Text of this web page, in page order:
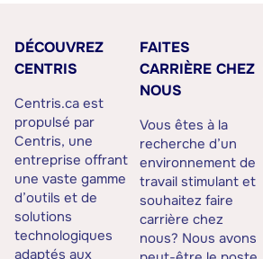
DÉCOUVREZ
CENTRIS
Centris.ca est
propulsé par
Centris, une
entreprise offrant
une vaste gamme
d’outils et de
solutions
technologiques
adaptés aux
FAITES
CARRIÈRE CHEZ
NOUS
Vous êtes à la
recherche d’un
environnement de
travail stimulant et
souhaitez faire
carrière chez
nous? Nous avons